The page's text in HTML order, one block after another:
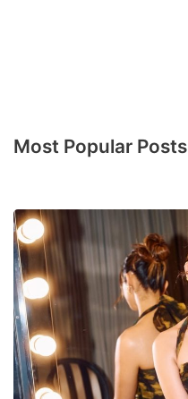
Most Popular Posts